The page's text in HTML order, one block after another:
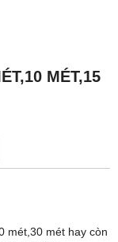
MÉT,15
mét,30 mét hay còn